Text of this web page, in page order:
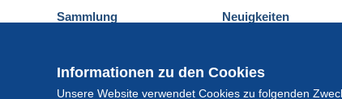
Informationen zu den Cookies
Unsere Website verwendet Cookies zu folgenden
Sammlung
Münzen und Banknoten
Neuigkeiten